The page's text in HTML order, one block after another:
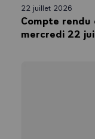
22 juillet 2026
Compte rendu
mercredi 22